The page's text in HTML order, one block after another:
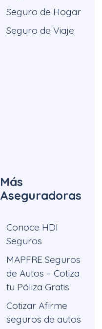
Seguro de Hogar
Seguro de Viaje
Más
Aseguradoras
Conoce HDI
Seguros
MAPFRE Seguros
de Autos – Cotiza
tu Póliza Gratis
Cotizar Afirme
seguros de autos